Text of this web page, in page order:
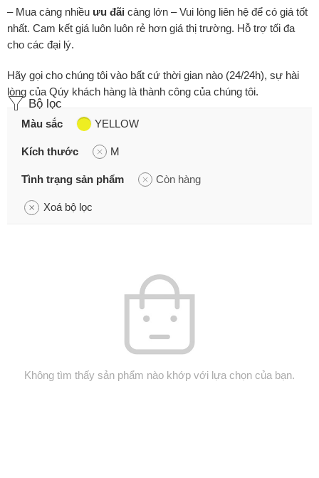
– Mua càng nhiều ưu đãi càng lớn – Vui lòng liên hệ để có giá tốt
nhất. Cam kết giá luôn luôn rẻ hơn giá thị trường. Hỗ trợ tối đa
cho các đại lý.
Hãy gọi cho chúng tôi vào bất cứ thời gian nào (24/24h), sự hài
lòng của Qúy khách hàng là thành công của chúng tôi.
Bộ lọc
Màu sắc YELLOW
Kích thước M
Tình trạng sản phẩm Còn hàng
Xoá bộ lọc
Không tìm thấy sản phẩm nào khớp với lựa chọn của bạn.